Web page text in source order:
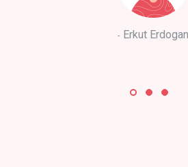
Erkut Erdogan